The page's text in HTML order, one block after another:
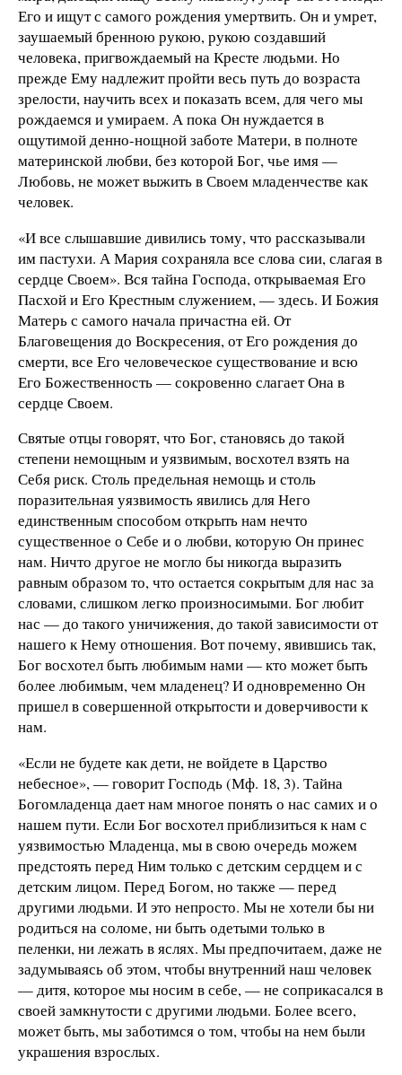
Его и ищут с самого рождения умертвить. Он и умрет,
заушаемый бренною рукою, рукою создавший
человека, пригвождаемый на Кресте людьми. Но
прежде Ему надлежит пройти весь путь до возраста
зрелости, научить всех и показать всем, для чего мы
рождаемся и умираем. А пока Он нуждается в
ощутимой денно-нощной заботе Матери, в полноте
материнской любви, без которой Бог, чье имя —
Любовь, не может выжить в Своем младенчестве как
человек.
«И все слышавшие дивились тому, что рассказывали
им пастухи. А Мария сохраняла все слова сии, слагая в
сердце Своем». Вся тайна Господа, открываемая Его
Пасхой и Его Крестным служением, — здесь. И Божия
Матерь с самого начала причастна ей. От
Благовещения до Воскресения, от Его рождения до
смерти, все Его человеческое существование и всю
Его Божественность — сокровенно слагает Она в
сердце Своем.
Святые отцы говорят, что Бог, становясь до такой
степени немощным и уязвимым, восхотел взять на
Себя риск. Столь предельная немощь и столь
поразительная уязвимость явились для Него
единственным способом открыть нам нечто
существенное о Себе и о любви, которую Он принес
нам. Ничто другое не могло бы никогда выразить
равным образом то, что остается сокрытым для нас за
словами, слишком легко произносимыми. Бог любит
нас — до такого уничижения, до такой зависимости от
нашего к Нему отношения. Вот почему, явившись так,
Бог восхотел быть любимым нами — кто может быть
более любимым, чем младенец? И одновременно Он
пришел в совершенной открытости и доверчивости к
нам.
«Если не будете как дети, не войдете в Царство
небесное», — говорит Господь (Мф. 18, 3). Тайна
Богомладенца дает нам многое понять о нас самих и о
нашем пути. Если Бог восхотел приблизиться к нам с
уязвимостью Младенца, мы в свою очередь можем
предстоять перед Ним только с детским сердцем и с
детским лицом. Перед Богом, но также — перед
другими людьми. И это непросто. Мы не хотели бы ни
родиться на соломе, ни быть одетыми только в
пеленки, ни лежать в яслях. Мы предпочитаем, даже не
задумываясь об этом, чтобы внутренний наш человек
— дитя, которое мы носим в себе, — не соприкасался в
своей замкнутости с другими людьми. Более всего,
может быть, мы заботимся о том, чтобы на нем были
украшения взрослых.